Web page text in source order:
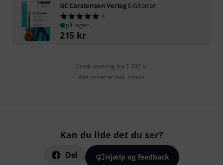
GC Carstensen Verlag E-Gitarren
4
på lager
215 kr
Gratis levering fra 1.100 kr
Alle priser er inkl. moms
Kan du lide det du ser?
Del Hjælp og feedback